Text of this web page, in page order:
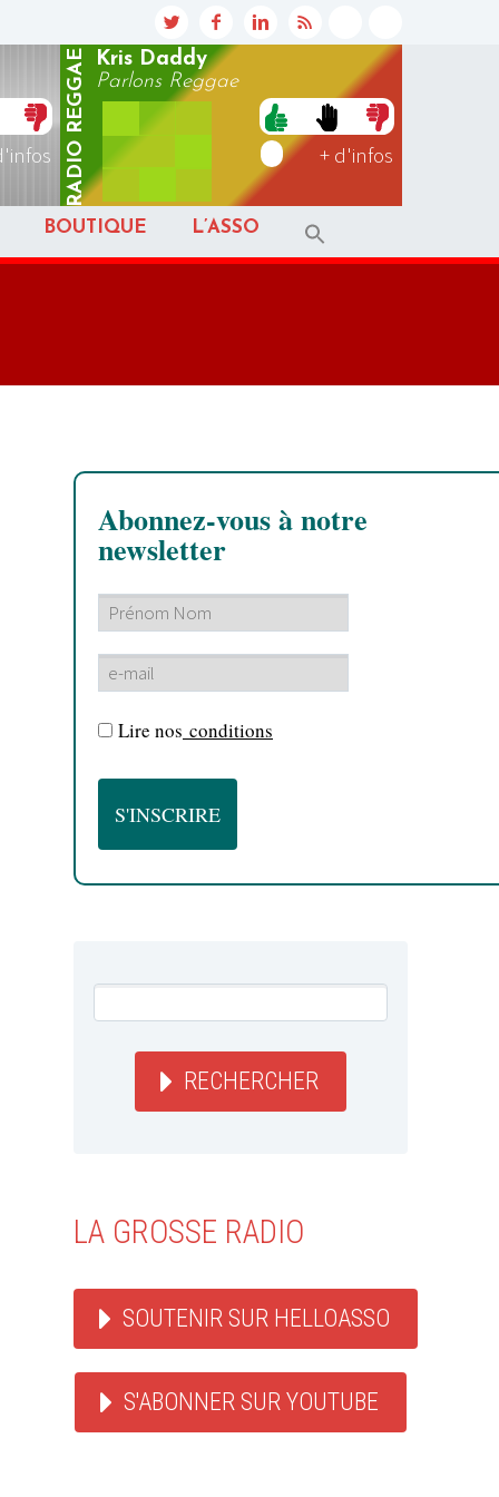
RADIO
REGGAE
Kris Daddy
Parlons Reggae
+ d'infos
BOUTIQUE L’ASSO
Abonnez-vous à notre
newsletter
Lire nos conditions
RECHERCHER
LA GROSSE RADIO
SOUTENIR SUR HELLOASSO
S'ABONNER SUR YOUTUBE